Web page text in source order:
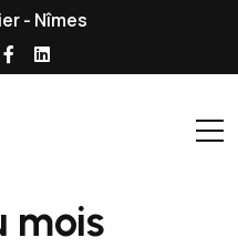
- Nîmes
mois